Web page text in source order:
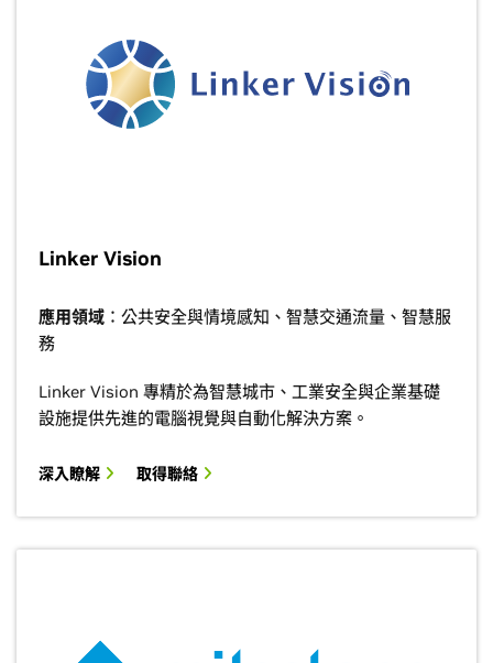
Linker Vision
應用領域 ：公共安全與情境感知、智慧交通流量、智慧服
務
Linker Vision 專精於為智慧城市、工業安全與企業基礎
設施提供先進的電腦視覺與自動化解決方案。
深入瞭解 取得聯絡